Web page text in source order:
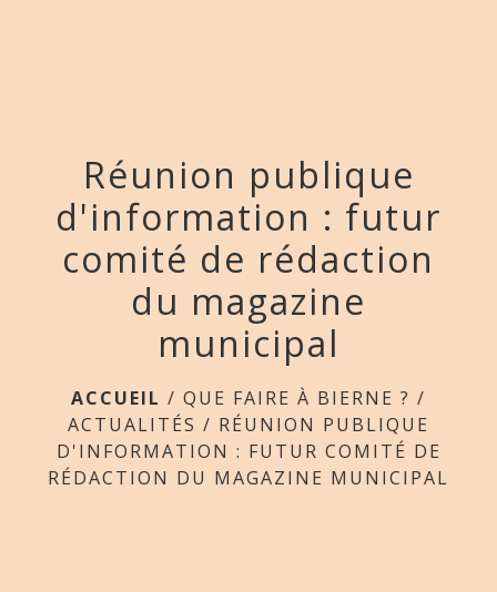
Réunion publique
d'information : futur
comité de rédaction
du magazine
municipal
ACCUEIL / QUE FAIRE À BIERNE ? /
ACTUALITÉS / RÉUNION PUBLIQUE
D'INFORMATION : FUTUR COMITÉ DE
RÉDACTION DU MAGAZINE MUNICIPAL